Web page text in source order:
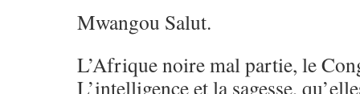
Mwangou Salut.
L’Afrique noire mal partie, le
L’intelligence et la sagesse,